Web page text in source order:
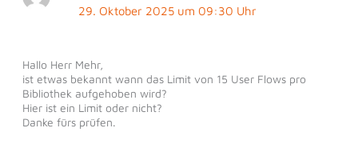
29. Oktober 2025 um 09:30 Uhr
Hallo Herr Mehr,
ist etwas bekannt wann das Limit von 15 User Flows pro
Bibliothek aufgehoben wird?
Hier ist ein Limit oder nicht?
Danke fürs prüfen.